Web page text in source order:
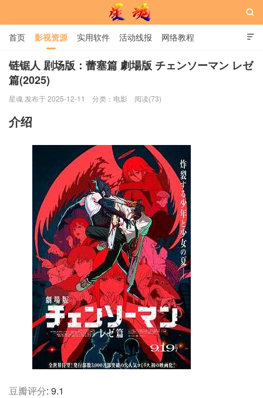
星魂网

首页 影视资源 实用软件 活动线报 网络教程
用户中心 书籍 娱乐

链锯人 剧场版：蕾塞篇 劇場版 チェンソーマン レゼ
篇(2025)
星魂 发布于 2025-12-11 分类： 电影 阅读(73)
介绍
豆瓣评分: 9.1